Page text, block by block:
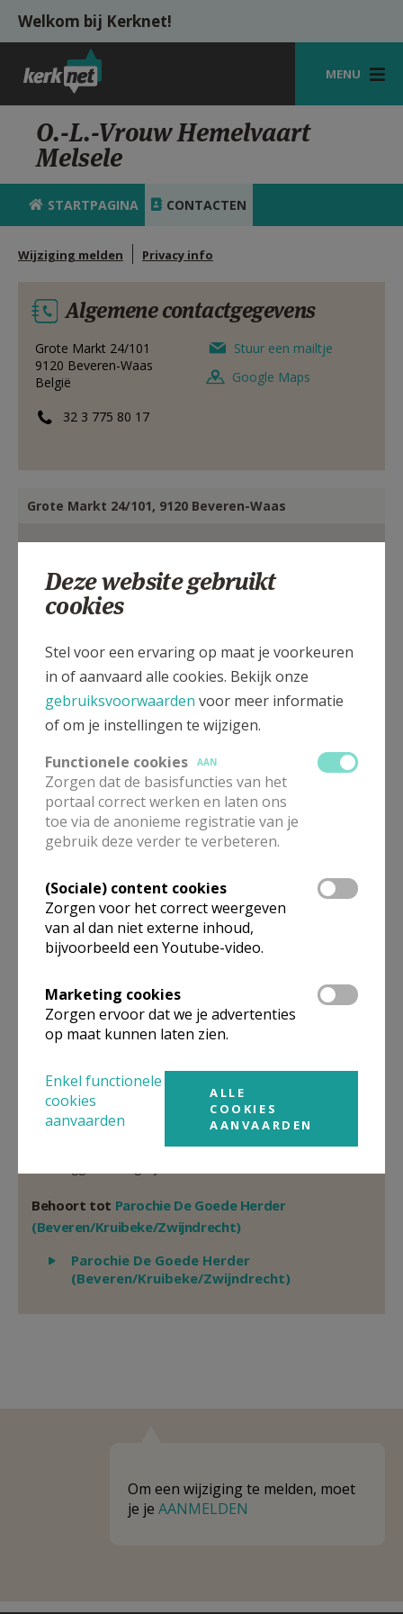
Overslaan en naar de inhoud gaan
Welkom bij Kerknet!
MENU
STARTPAGINA
KERK
VIERINGEN
HULP
MIJN PAROCHIE
AANMELDEN OF REGISTREREN
O.-L.-Vrouw Hemelvaart
Melsele
STARTPAGINA CONTACTEN
Wijziging melden Privacy info
Algemene contactgegevens
Grote Markt 24/101
9120 Beveren-Waas
België
32 3 775 80 17
Stuur een mailtje
Google Maps
Grote Markt 24/101, 9120 Beveren-Waas
Pastoor
Patrick De Baets
Grote Markt 24/101
9120 Beveren-Waas
32 3 775 80 17
Google Maps
Organisatiestructuur
Niet gevonden wat je zocht? Hier vind je links naar de
gegevens van andere organisaties op het boven-,
Behoort tot Parochie De Goede Herder
(Beveren/Kruibeke/Zwijndrecht)
Weergeven
Parochie De Goede Herder
(Beveren/Kruibeke/Zwijndrecht)
Om een wijziging te melden, moet
je je AANMELDEN
Deze website gebruikt
cookies
Stel voor een ervaring op maat je voorkeuren
in of aanvaard alle cookies. Bekijk onze
gebruiksvoorwaarden voor meer informatie
of om je instellingen te wijzigen.
Functionele cookies
AAN
Zorgen dat de basisfuncties van het
portaal correct werken en laten ons
toe via de anonieme registratie van je
gebruik deze verder te verbeteren.
(Sociale) content cookies
Zorgen voor het correct weergeven
van al dan niet externe inhoud,
bijvoorbeeld een Youtube-video.
Marketing cookies
Zorgen ervoor dat we je advertenties
op maat kunnen laten zien.
Enkel functionele
cookies
aanvaarden
ALLE
COOKIES
AANVAARDEN